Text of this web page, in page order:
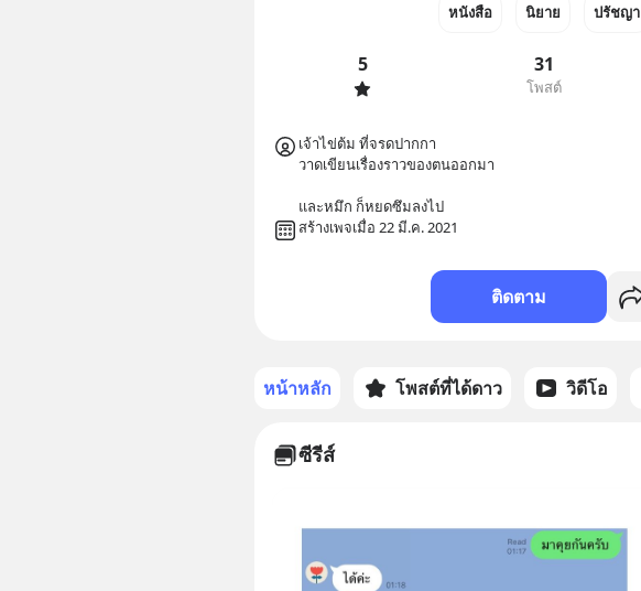
หนังสือ นิยาย ปรัชญา
5 31
โพสต์
เจ้าไข่ต้ม ที่จรดปากกา
วาดเขียนเรื่องราวของตนออกมา
และหมึก ก็หยดซึมลงไป
สร้างเพจเมื่อ 22 มี.ค. 2021
ติดตาม
หน้าหลัก โพสต์ที่ได้ดาว วิดีโอ
ซีรีส์